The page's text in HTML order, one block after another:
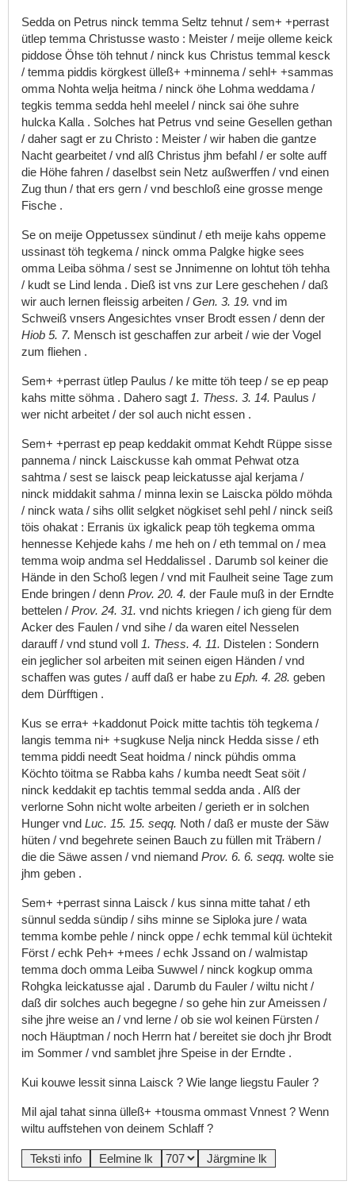
Sedda on Petrus ninck temma Seltz tehnut / sem+ +perrast
ütlep temma Christusse wasto : Meister / meije olleme keick
piddose Öhse töh tehnut / ninck kus Christus temmal kesck
/ temma piddis körgkest ülleß+ +minnema / sehl+ +sammas
omma Nohta welja heitma / ninck öhe Lohma weddama /
tegkis temma sedda hehl meelel / ninck sai öhe suhre
hulcka Kalla . Solches hat Petrus vnd seine Gesellen gethan
/ daher sagt er zu Christo : Meister / wir haben die gantze
Nacht gearbeitet / vnd alß Christus jhm befahl / er solte auff
die Höhe fahren / daselbst sein Netz außwerffen / vnd einen
Zug thun / that ers gern / vnd beschloß eine grosse menge
Fische .
Se on meije Oppetussex sündinut / eth meije kahs oppeme
ussinast töh tegkema / ninck omma Palgke higke sees
omma Leiba söhma / sest se Jnnimenne on lohtut töh tehha
/ kudt se Lind lenda . Dieß ist vns zur Lere geschehen / daß
wir auch lernen fleissig arbeiten / Gen. 3. 19. vnd im
Schweiß vnsers Angesichtes vnser Brodt essen / denn der
Hiob 5. 7. Mensch ist geschaffen zur arbeit / wie der Vogel
zum fliehen .
Sem+ +perrast ütlep Paulus / ke mitte töh teep / se ep peap
kahs mitte söhma . Dahero sagt 1. Thess. 3. 14. Paulus /
wer nicht arbeitet / der sol auch nicht essen .
Sem+ +perrast ep peap keddakit ommat Kehdt Rüppe sisse
pannema / ninck Laisckusse kah ommat Pehwat otza
sahtma / sest se laisck peap leickatusse ajal kerjama /
ninck middakit sahma / minna lexin se Laiscka pöldo möhda
/ ninck wata / sihs ollit selgket nögkiset sehl pehl / ninck seiß
töis ohakat : Erranis üx igkalick peap töh tegkema omma
hennesse Kehjede kahs / me heh on / eth temmal on / mea
temma woip andma sel Heddalissel . Darumb sol keiner die
Hände in den Schoß legen / vnd mit Faulheit seine Tage zum
Ende bringen / denn Prov. 20. 4. der Faule muß in der Erndte
bettelen / Prov. 24. 31. vnd nichts kriegen / ich gieng für dem
Acker des Faulen / vnd sihe / da waren eitel Nesselen
darauff/ vnd stund voll 1. Thess. 4. 11. Distelen : Sondern
ein jeglicher sol arbeiten mit seinen eigen Händen / vnd
schaffen was gutes / auffdaß er habe zu Eph. 4. 28. geben
dem Dürfftigen .
Kus se erra+ +kaddonut Poick mitte tachtis töh tegkema /
langis temma ni+ +sugkuse Nelja ninck Hedda sisse / eth
temma piddi needt Seat hoidma / ninck pühdis omma
Köchto töitma se Rabba kahs / kumba needt Seat söit /
ninck keddakit ep tachtis temmal sedda anda . Alß der
verlorne Sohn nicht wolte arbeiten / gerieth er in solchen
Hunger vnd Luc. 15. 15. seqq. Noth / daß er muste der Säw
hüten / vnd begehrete seinen Bauch zu füllen mit Träbern /
die die Säwe assen / vnd niemand Prov. 6. 6. seqq. wolte sie
jhm geben .
Sem+ +perrast sinna Laisck / kus sinna mitte tahat / eth
sünnul sedda sündip / sihs minne se Siploka jure / wata
temma kombe pehle / ninck oppe / echk temmal kül üchtekit
Först / echk Peh+ +mees / echk Jssand on / walmistap
temma doch omma Leiba Suwwel / ninck kogkup omma
Rohgka leickatusse ajal . Darumb du Fauler / wiltu nicht /
daß dir solches auch begegne / so gehe hin zurAmeissen /
sihe jhre weise an / vnd lerne / ob sie wol keinen Fürsten /
noch Häuptman / noch Herrn hat / bereitet sie doch jhr Brodt
im Sommer / vnd samblet jhre Speise in der Erndte .
Kui kouwe lessit sinna Laisck ? Wie lange liegstu Fauler ?
Mil ajal tahat sinna ülleß+ +tousma ommast Vnnest ? Wenn
wiltu auffstehen von deinem Schlaff?
Teksti info Eelmine lk Järgmine lk